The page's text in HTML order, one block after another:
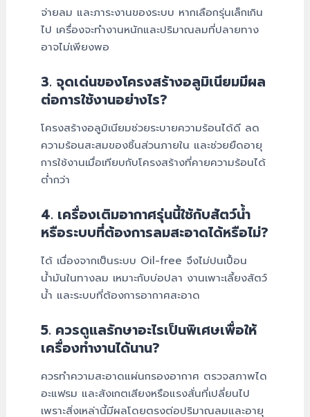
จ่ายลม และภาระงานของระบบ หากเลือกรุ่นเล็กเกิน
ไป เครื่องจะทำงานหนักและปริมาณลมที่ปลายทาง
อาจไม่เพียงพอ
3. จุดเด่นของโครงสร้างอลูมิเนียมมีผล
ต่อการใช้งานอย่างไร?
โครงสร้างอลูมิเนียมช่วยระบายความร้อนได้ดี ลด
ความร้อนสะสมของชิ้นส่วนภายใน และช่วยยืดอายุ
การใช้งานเมื่อเทียบกับโครงสร้างที่คายความร้อนได้
ต่ำกว่า
4. เครื่องเติมอากาศรุ่นนี้ใช้กับสัตว์น้ำ
หรือระบบที่ต้องการลมสะอาดได้หรือไม่?
ได้ เนื่องจากเป็นระบบ Oil-free จึงไม่ปนเปื้อน
น้ำมันในทางลม เหมาะกับบ่อปลา งานเพาะเลี้ยงสัตว์
น้ำ และระบบที่ต้องการอากาศสะอาด
5. ควรดูแลรักษาอะไรเป็นพิเศษเพื่อให้
เครื่องทำงานได้นาน?
ควรทำความสะอาดแผ่นกรองอากาศ ตรวจสภาพได
อะแฟรม และสังเกตเสียงหรือแรงสั่นที่เปลี่ยนไป
เพราะสิ่งเหล่านี้มีผลโดยตรงต่อปริมาณลมและอายุ